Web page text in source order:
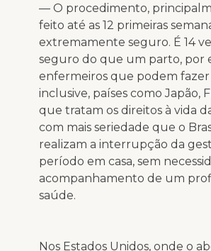
— O procedimento,
feito até as 12 primeiras
extremamente seguro. É 14
seguro do que um parto, por
enfermeiros que podem fazer
inclusive, países como Japão,
que tratam os direitos à vida
com mais seriedade que o
realizam a interrupção da
período em casa, sem
acompanhamento de um
saúde.
Nos Estados Unidos, onde o